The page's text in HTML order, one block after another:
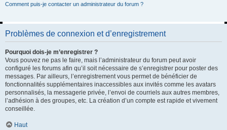
Comment puis-je contacter un administrateur du forum ?
Problèmes de connexion et d’enregistrement
Pourquoi dois-je m’enregistrer ?
Vous pouvez ne pas le faire, mais l’administrateur du forum peut avoir
configuré les forums afin qu’il soit nécessaire de s’enregistrer pour poster des
messages. Par ailleurs, l’enregistrement vous permet de bénéficier de
fonctionnalités supplémentaires inaccessibles aux invités comme les avatars
personnalisés, la messagerie privée, l’envoi de courriels aux autres membres,
l’adhésion à des groupes, etc. La création d’un compte est rapide et vivement
conseillée.
Haut